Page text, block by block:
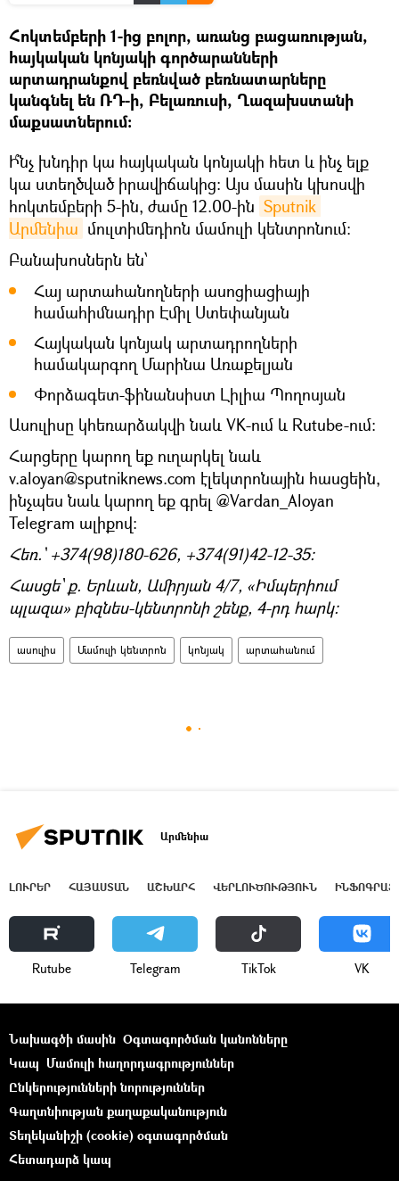
Հոկտեմբերի 1-ից բոլոր, առանց բացառության,
հայկական կոնյակի գործարանների
արտադրանքով բեռնված բեռնատարները
կանգնել են ՌԴ-ի, Բելառուսի, Ղազախստանի
մաքսատներում։
Ի՞նչ խնդիր կա հայկական կոնյակի հետ և ինչ ելք
կա ստեղծված իրավիճակից: Այս մասին կխոսվի
հոկտեմբերի 5-ին, ժամը 12.00-ին Sputnik
Արմենիա մուլտիմեդիոն մամուլի կենտրոնում։
Բանախոսներն են՝
Հայ արտահանողների ասոցիացիայի
համահիմնադիր Էմիլ Ստեփանյան
Հայկական կոնյակ արտադրողների
համակարգող Մարինա Առաքելյան
Փորձագետ-ֆինանսիստ Լիլիա Պողոսյան
Ասուլիսը կհեռարձակվի նաև VK-ում և Rutube-ում:
Հարցերը կարող եք ուղարկել նաև
v.aloyan@sputniknews.com էլեկտրոնային հասցեին,
ինչպես նաև կարող եք գրել @Vardan_Aloyan
Telegram ալիքով:
Հեռ.` +374(98)180-626, +374(91)42-12-35։
Հասցե՝ ք. Երևան, Ամիրյան 4/7, «Իմպերիում
պլազա» բիզնես-կենտրոնի շենք, 4-րդ հարկ։
ասուլիս Մամուլի կենտրոն կոնյակ արտահանում
Արմենիա
ԼՈՒՐԵՐ ՀԱՅԱՍՏԱՆ ԱՇԽԱՐՀ ՎԵՐԼՈՒԾՈՒԹՅՈՒՆ
Rutube Telegram ТikТоk VK
Նախագծի մասին Օգտագործման կանոնները
Կապ Մամուլի հաղորդագրություններ
Ընկերությունների նորություններ
Գաղտնիության քաղաքականություն
Տեղեկանիշի (cookie) օգտագործման
Հետադարձ կապ